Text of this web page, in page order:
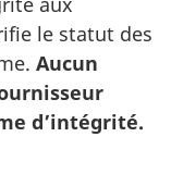
le statut des
Aucun
d’intégrité.